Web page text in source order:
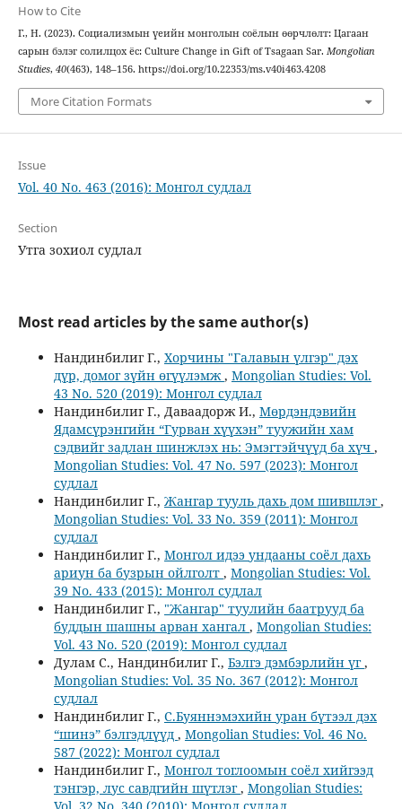
How to Cite
Г., Н. (2023). Социализмын үеийн монголын соёлын өөрчлөлт: Цагаан
сарын бэлэг солилцох ёс: Culture Change in Gift of Tsagaan Sar. Mongolian
Studies, 40(463), 148–156. https://doi.org/10.22353/ms.v40i463.4208
More Citation Formats
Issue
Vol. 40 No. 463 (2016): Монгол судлал
Section
Утга зохиол судлал
Most read articles by the same author(s)
Нандинбилиг Г., Хорчины "Галавын үлгэр" дэх
дүр, домог зүйн өгүүлэмж, Mongolian Studies: Vol.
43 No. 520 (2019): Монгол судлал
Нандинбилиг Г., Даваадорж И., Мөрдэндэвийн
Ядамсүрэнгийн “Гурван хүүхэн” туужийн хам
сэдвийг задлан шинжлэх нь: Эмэгтэйчүүд ба хүч ,
Mongolian Studies: Vol. 47 No. 597 (2023): Монгол
судлал
Нандинбилиг Г., Жангар тууль дахь дом шившлэг,
Mongolian Studies: Vol. 33 No. 359 (2011): Монгол
судлал
Нандинбилиг Г., Монгол идээ ундааны соёл дахь
ариун ба бузрын ойлголт , Mongolian Studies: Vol.
39 No. 433 (2015): Монгол судлал
Нандинбилиг Г., "Жангар" туулийн баатрууд ба
буддын шашны арван хангал , Mongolian Studies:
Vol. 43 No. 520 (2019): Монгол судлал
Дулам С., Нандинбилиг Г., Бэлгэ дэмбэрлийн үг,
Mongolian Studies: Vol. 35 No. 367 (2012): Монгол
судлал
Нандинбилиг Г., С.Буяннэмэхийн уран бүтээл дэх
“шинэ” бэлгэдлүүд , Mongolian Studies: Vol. 46 No.
587 (2022): Монгол судлал
Нандинбилиг Г., Монгол тоглоомын соёл хийгээд
тэнгэр, лус савдгийн шүтлэг, Mongolian Studies: